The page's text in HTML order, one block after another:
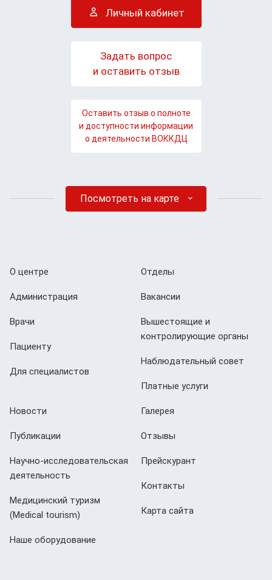
Личный кабинет
Задать вопрос
и оставить отзыв
Оставить отзыв о полноте
и доступности информации
о деятельности ВОККДЦ
Посмотреть на карте
О центре
Администрация
Врачи
Пациенту
Для специалистов
Отделы
Вакансии
Вышестоящие и
контролирующие органы
Наблюдательный совет
Платные услуги
Новости
Публикации
Научно-исследовательская
деятельность
Медицинский туризм
(Мedical tourism)
Наше оборудование
Галерея
Отзывы
Прейскурант
Контакты
Карта сайта